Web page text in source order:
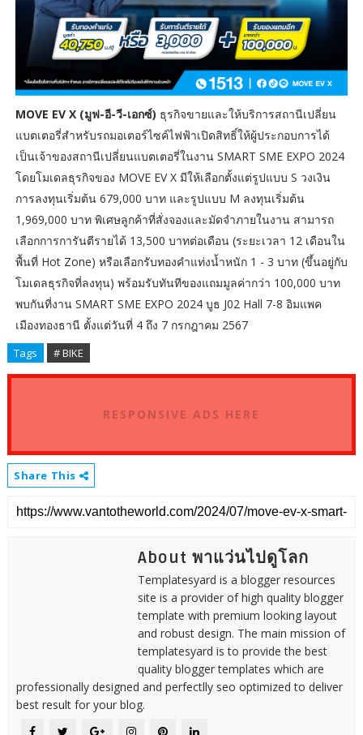
MOVE EV X (มูฟ-อี-วี-เอกซ์) ธุรกิจขายและให้บริการสถานีเปลี่ยน
แบตเตอรี่สำหรับรถมอเตอร์ไซค์ไฟฟ้าเปิดสิทธิ์ให้ผู้ประกอบการได้
เป็นเจ้าของสถานีเปลี่ยนแบตเตอรี่ในงาน SMART SME EXPO 2024
โดยโมเดลธุรกิจของ MOVE EV X มีให้เลือกตั้งแต่รูปแบบ S วงเงิน
การลงทุนเริ่มต้น 679,000 บาท และรูปแบบ M ลงทุนเริ่มต้น
1,969,000 บาท พิเศษลูกค้าที่สั่งจองและมัดจำภายในงาน สามารถ
เลือกการการันตีรายได้ 13,500 บาทต่อเดือน (ระยะเวลา 12 เดือนใน
พื้นที่ Hot Zone) หรือเลือกรับทองคำแท่งน้ำหนัก 1 - 3 บาท (ขึ้นอยู่กับ
โมเดลธุรกิจที่ลงทุน) พร้อมรับทันทีของแถมมูลค่ากว่า 100,000 บาท
พบกันที่งาน SMART SME EXPO 2024 บูธ J02 Hall 7-8 อิมแพค
เมืองทองธานี ตั้งแต่วันที่ 4 ถึง 7 กรกฎาคม 2567
Tags # BIKE
RESPONSIVE ADS HERE
Share This
About พาแว่นไปดูโลก
Templatesyard is a blogger resources
site is a provider of high quality blogger
template with premium looking layout
and robust design. The main mission of
templatesyard is to provide the best
quality blogger templates which are
professionally designed and perfectlly seo optimized to deliver
best result for your blog.